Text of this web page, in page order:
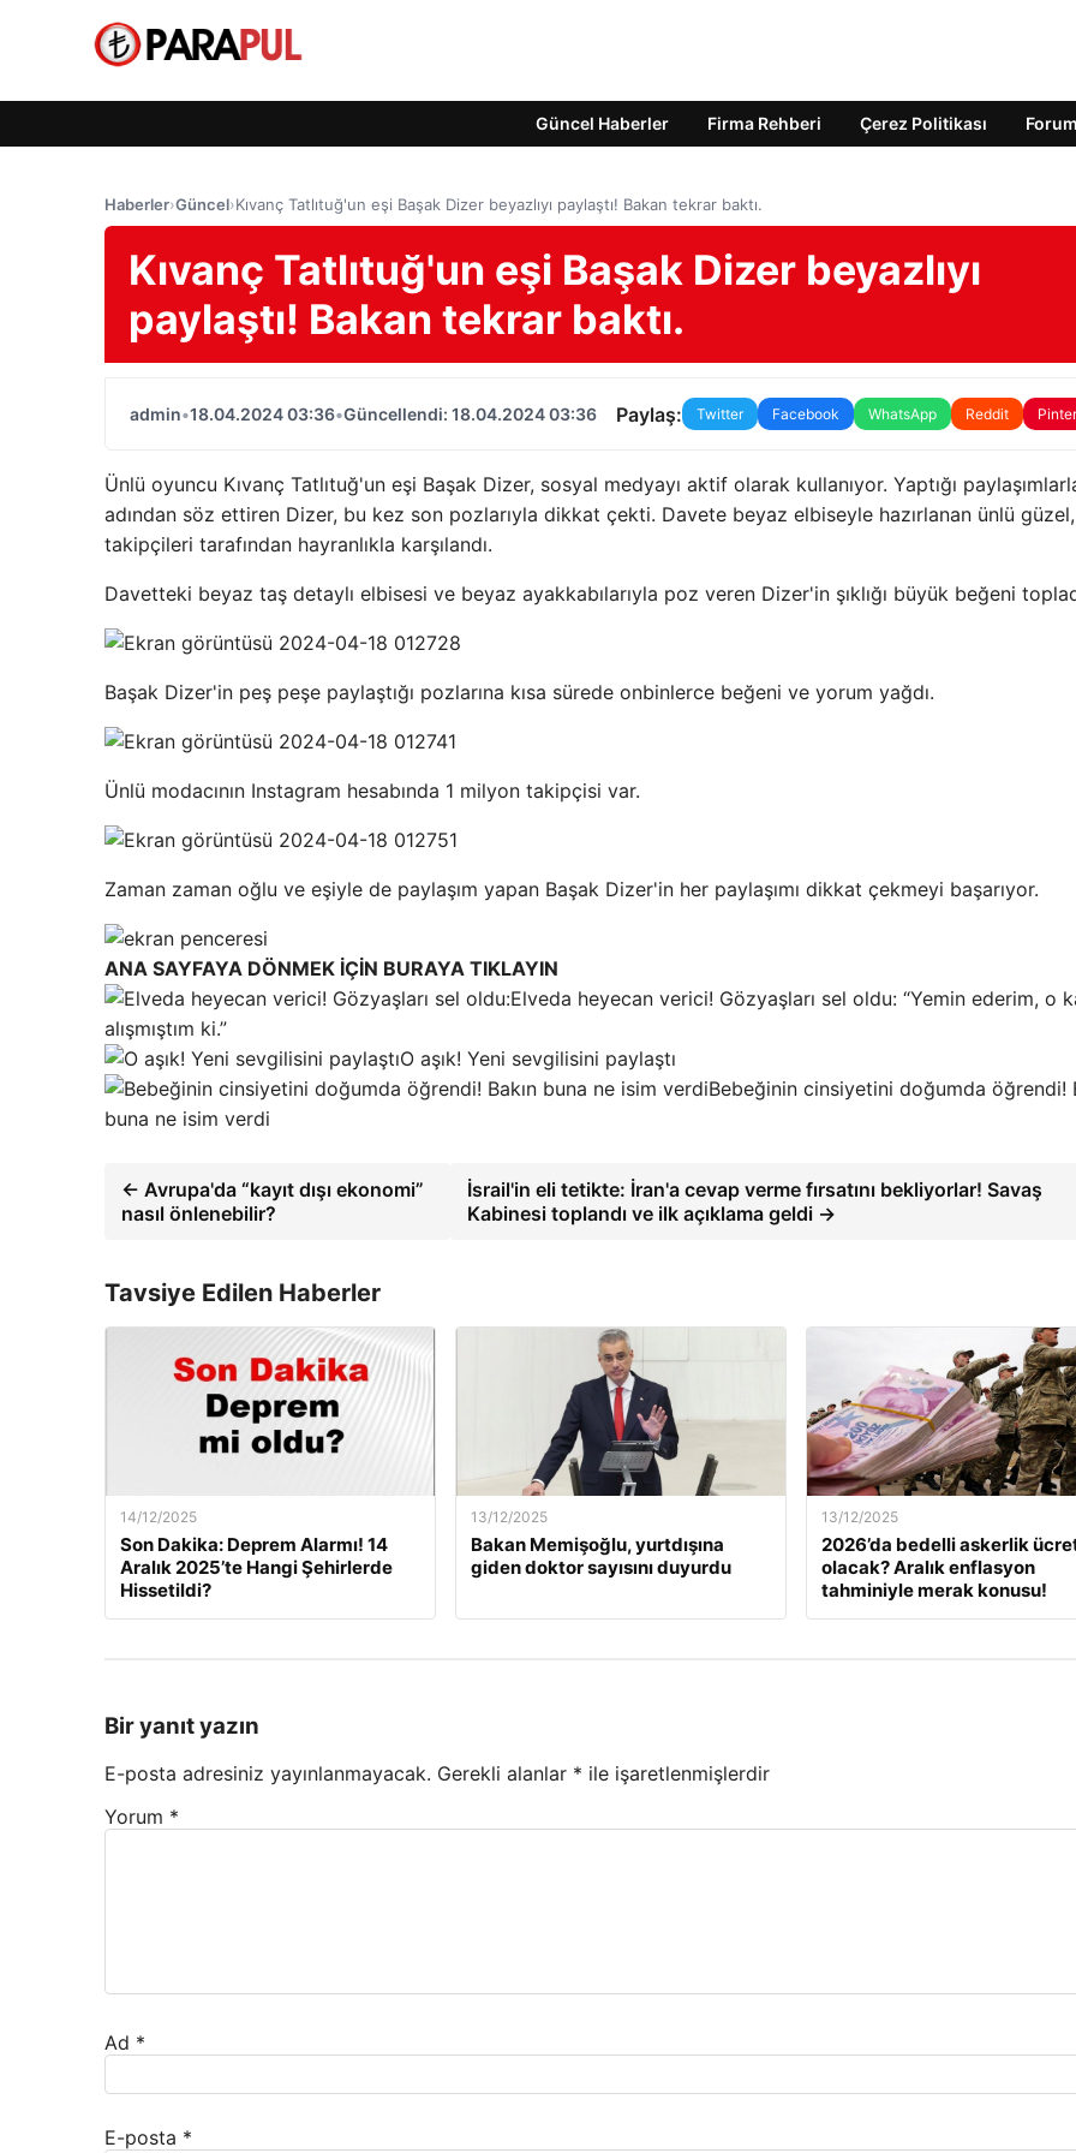
Güncel Haberler Firma Rehberi Çerez Politikası Forum
Haberler›Güncel›Kıvanç Tatlıtuğ'un eşi Başak Dizer beyazlıyı paylaştı! Bakan tekrar baktı.
Kıvanç Tatlıtuğ'un eşi Başak Dizer beyazlıyı
paylaştı! Bakan tekrar baktı.
admin•18.04.2024 03:36•Güncellendi: 18.04.2024 03:36 Paylaş: Twitter Facebook WhatsApp Reddit
Ünlü oyuncu Kıvanç Tatlıtuğ'un eşi Başak Dizer, sosyal medyayı aktif olarak kullanıyor. Yaptığı
adından söz ettiren Dizer, bu kez son pozlarıyla dikkat çekti. Davete beyaz elbiseyle hazırlanan ünlü güzel,
takipçileri tarafından hayranlıkla karşılandı.
Davetteki beyaz taş detaylı elbisesi ve beyaz ayakkabılarıyla poz veren Dizer'in şıklığı büyük beğeni
Başak Dizer'in peş peşe paylaştığı pozlarına kısa sürede onbinlerce beğeni ve yorum yağdı.
Ünlü modacının Instagram hesabında 1 milyon takipçisi var.
Zaman zaman oğlu ve eşiyle de paylaşım yapan Başak Dizer'in her paylaşımı dikkat çekmeyi başarıyor.
ANA SAYFAYA DÖNMEK İÇİN BURAYA TIKLAYIN
Elveda heyecan verici! Gözyaşları sel oldu: “Yemin ederim, o
alışmıştım ki.”
O aşık! Yeni sevgilisini paylaştı
Bebeğinin cinsiyetini doğumda öğrendi!
buna ne isim verdi
← Avrupa'da “kayıt dışı ekonomi”
nasıl önlenebilir?
İsrail'in eli tetikte: İran'a cevap verme fırsatını bekliyorlar! Savaş
Kabinesi toplandı ve ilk açıklama geldi →
Tavsiye Edilen Haberler
14/12/2025
Son Dakika: Deprem Alarmı! 14
Aralık 2025’te Hangi Şehirlerde
Hissetildi?
13/12/2025
Bakan Memişoğlu, yurtdışına
giden doktor sayısını duyurdu
13/12/2025
2026’da bedelli askerlik
olacak? Aralık enflasyon
tahminiyle merak konusu!
Bir yanıt yazın
E-posta adresiniz yayınlanmayacak. Gerekli alanlar * ile işaretlenmişlerdir
Yorum *
Ad *
E-posta *